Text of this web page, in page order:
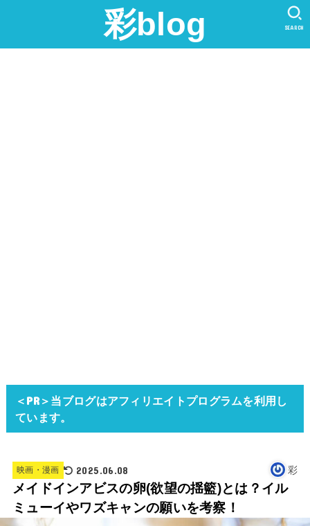
彩blog SEARCH
＜PR＞当ブログはアフィリエイトプログラムを利用し
ています。
映画・漫画 2025.06.08 彩
メイドインアビスの卵(欲望の揺籃)とは？イル
ミューイやワズキャンの願いを考察！